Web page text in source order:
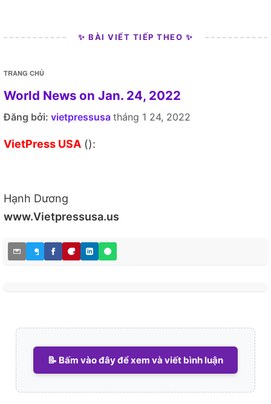
✨ BÀI VIẾT TIẾP THEO ✨
TRANG CHỦ
World News on Jan. 24, 2022
Đăng bởi: vietpressusa tháng 1 24, 2022
VietPress USA ():
Hạnh Dương
www.Vietpressusa.us
📝 Bấm vào đây để xem và viết bình luận